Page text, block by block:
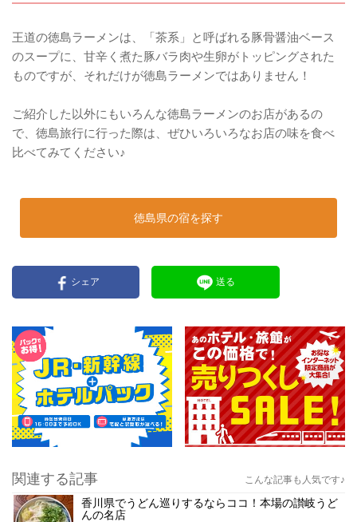
王道の徳島ラーメンは、「茶系」と呼ばれる豚骨醤油ベース
のスープに、甘辛く煮た豚バラ肉や生卵がトッピングされた
ものですが、それだけが徳島ラーメンではありません！
ご紹介した以外にもいろんな徳島ラーメンのお店があるの
で、徳島旅行に行った際は、ぜひいろいろなお店の味を食べ
比べてみてください♪
徳島県の宿を探す
シェア 送る
関連する記事 こんな記事も人気です♪
香川県でうどん巡りするならココ！本場の讃岐うど
んの名店